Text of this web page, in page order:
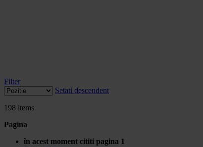
Filter
Setati descendent
198 items
Pagina
în acest moment cititi pagina 1